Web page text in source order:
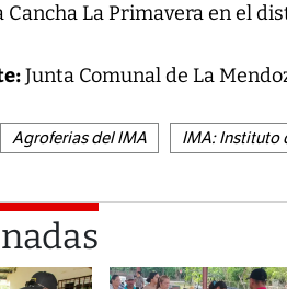
Cancha La Primavera en el
Junta Comunal de La
Agroferias del IMA
IMA: Instituto